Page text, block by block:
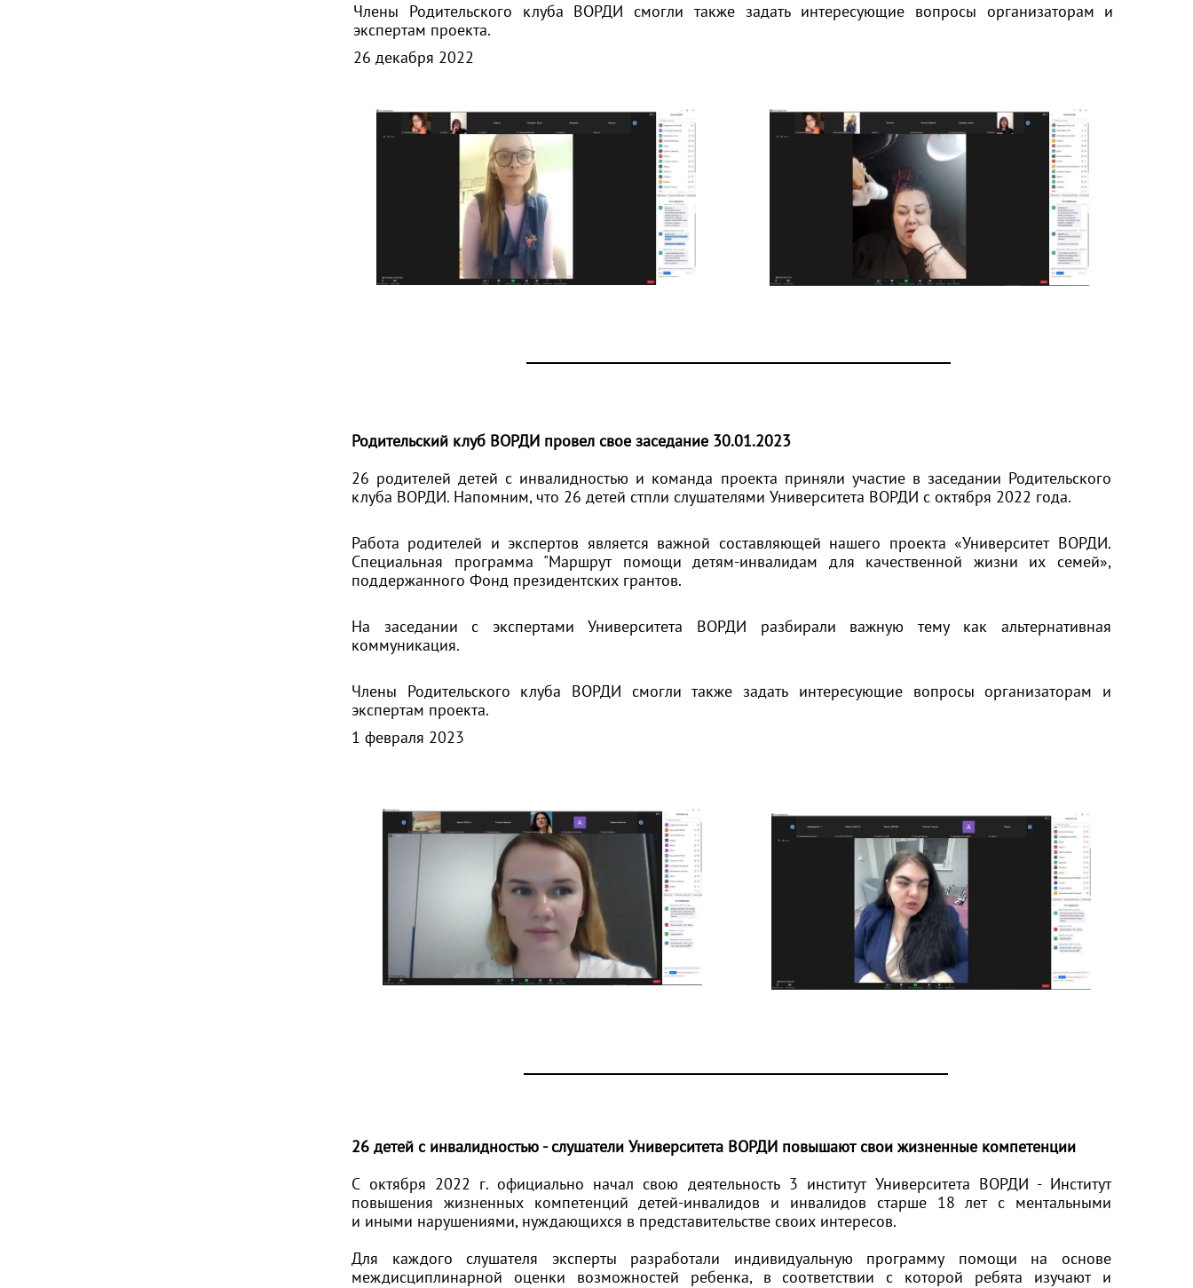
Члены Родительского клуба ВОРДИ смогли также задать интересующие вопросы организаторам и
экспертам проекта.
26 декабря 2022
Родительский клуб ВОРДИ провел свое заседание 30.01.2023
26 родителей детей с инвалидностью и команда проекта приняли участие в заседании Родительского
клуба ВОРДИ. Напомним, что 26 детей стпли слушателями Университета ВОРДИ с октября 2022 года.
Работа родителей и экспертов является важной составляющей нашего проекта «Университет ВОРДИ.
Специальная программа "Маршрут помощи детям-инвалидам для качественной жизни их семей»,
поддержанного Фонд президентских грантов.
На заседании с экспертами Университета ВОРДИ разбирали важную тему как альтернативная
коммуникация.
Члены Родительского клуба ВОРДИ смогли также задать интересующие вопросы организаторам и
экспертам проекта.
1 февраля 2023
26 детей с инвалидностью - слушатели Университета ВОРДИ повышают свои жизненные компетенции
С октября 2022 г. официально начал свою деятельность 3 институт Университета ВОРДИ - Институт
повышения жизненных компетенций детей-инвалидов и инвалидов старше 18 лет с ментальными
и иными нарушениями, нуждающихся в представительстве своих интересов.
Для каждого слушателя эксперты разработали индивидуальную программу помощи на основе
междисциплинарной оценки возможностей ребенка, в соответствии с которой ребята изучают и